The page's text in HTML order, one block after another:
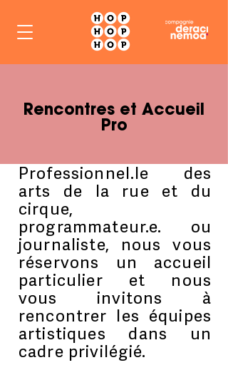
Rencontres et Accueil
Pro
Professionnel.le des
arts de la rue et du
cirque,
programmateur.e. ou
journaliste, nous vous
réservons un accueil
particulier et nous
vous invitons à
rencontrer les équipes
artistiques dans un
cadre privilégié.